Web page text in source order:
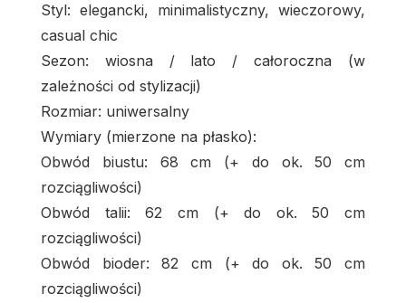
Styl: elegancki, minimalistyczny, wieczorowy,
casual chic
Sezon: wiosna / lato / całoroczna (w
zależności od stylizacji)
Rozmiar: uniwersalny
Wymiary (mierzone na płasko):
Obwód biustu: 68 cm (+ do ok. 50 cm
rozciągliwości)
Obwód talii: 62 cm (+ do ok. 50 cm
rozciągliwości)
Obwód bioder: 82 cm (+ do ok. 50 cm
rozciągliwości)